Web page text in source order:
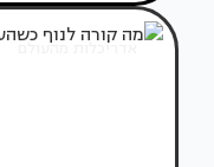
אדריכלות מהעולם